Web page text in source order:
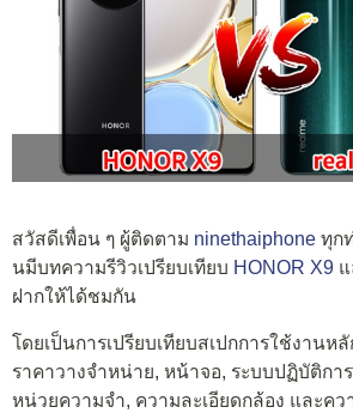
สวัสดีเพื่อน ๆ ผู้ติดตาม ninethaiphone ทุก
นมีบทความรีวิวเปรียบเทียบ HONOR X9
ฝากให้ได้ชมกัน
โดยเป็นการเปรียบเทียบสเปกการใช้งานห
ราคาวางจำหน่าย, หน้าจอ, ระบบปฏิบัติกา
หน่วยความจำ, ความละเอียดกล้อง และคว